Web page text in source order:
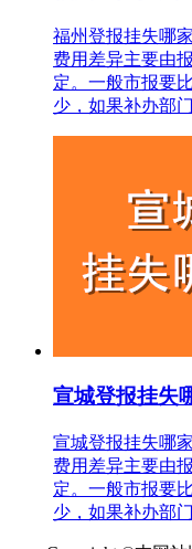
福州登报挂失哪
费用差异主要由
定。一般市报要
少，如果补办部
宣城登报挂失
宣城登报挂失哪
费用差异主要由
定。一般市报要
少，如果补办部